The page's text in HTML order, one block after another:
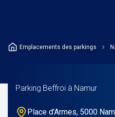
Emplacements des parkings
Parking Beffroi à Namur
Place d'Armes, 5000